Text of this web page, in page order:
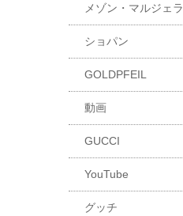
メゾン・マルジェラ
ショパン
GOLDPFEIL
動画
GUCCI
YouTube
グッチ